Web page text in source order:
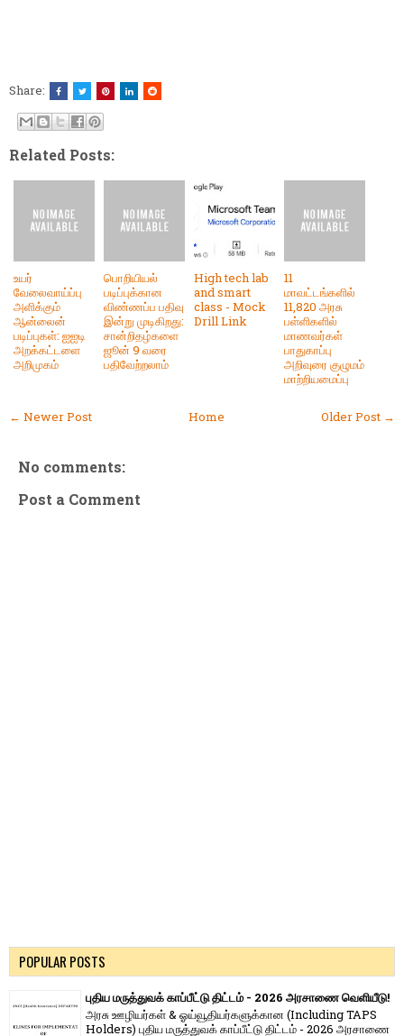
Share:
Related Posts:
உயர்
வேலைவாய்ப்பு
அளிக்கும்
ஆன்லைன்
படிப்புகள்: ஐஐடி
அறக்கட்டளை
அறிமுகம்
பொறியியல்
படிப்புக்கான
விண்ணப்ப பதிவு
இன்று முடிகிறது:
சான்றிதழ்களை
ஜூன் 9 வரை
பதிவேற்றலாம்
High tech lab
and smart
class - Mock
Drill Link
11
மாவட்டங்களில்
11,820 அரசு
பள்ளிகளில்
மாணவர்கள்
பாதுகாப்பு
அறிவுரை குழுமம்
மாற்றியமைப்பு
← Newer Post Older Post →
Home
No comments:
Post a Comment
POPULAR POSTS
புதிய மருத்துவக் காப்பீட்டு திட்டம் - 2026 அரசாணை வெளியீடு!
அரசு ஊழியர்கள் & ஓய்வூதியர்களுக்கான (Including TAPS
Holders) புதிய மருத்துவக் காப்பீட்டு திட்டம் - 2026 அரசாணை